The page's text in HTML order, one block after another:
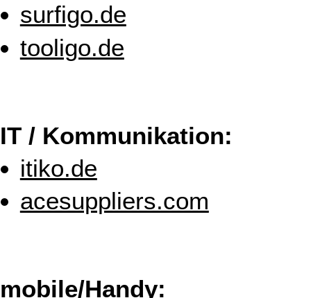
surfigo.de
tooligo.de
IT / Kommunikation:
itiko.de
acesuppliers.com
mobile/Handy: